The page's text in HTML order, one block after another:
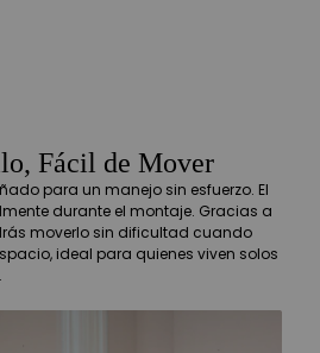
Fácil de Mover
para un manejo sin esfuerzo. El
durante el montaje. Gracias a
moverlo sin dificultad cuando
ideal para quienes viven solos